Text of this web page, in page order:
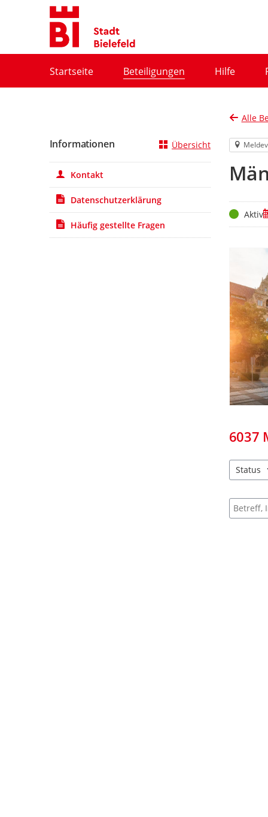
Startseite Beteiligungen Hilfe
Alle
StatusAktiv
6037
Status
Suche
Informationen Übersicht
Kontakt
Datenschutzerklärung
Häufig gestellte Fragen